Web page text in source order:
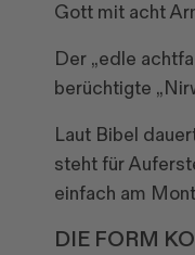
Gott mit acht
Der „edle
berüchtigte
Laut Bibel
steht für
einfach am
DIE FORM